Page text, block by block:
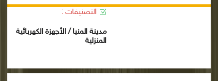
التصنيفات :
مدينة المنيا / الأجهزة الكهربائية
المنزلية